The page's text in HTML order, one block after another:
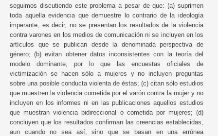
seguimos discutiendo este problema a pesar de que: (a) suprimen
toda aquella evidencia que demuestre lo contrario de la ideología
imperante, es decir, no se presentan los resultados de la violencia
contra varones en los medios de comunicación ni se incluyen en los
artículos que se publican desde la denominada perspectiva de
género; (b) evitan obtener datos inconsistentes con la teoría del
modelo dominante, por lo que las encuestas oficiales de
victimización se hacen sólo a mujeres y no incluyen preguntas
sobre una posible conducta violenta de éstas; (c) citan sólo estudios
que muestren la violencia cometida por el varón contra la mujer y no
incluyen en los informes ni en las publicaciones aquellos estudios
que muestran violencia bidireccional o cometida por mujeres; (d)
concluyen que los resultados confirman las creencias establecidas,
aun cuando no sea así, sino que se basan en una errónea